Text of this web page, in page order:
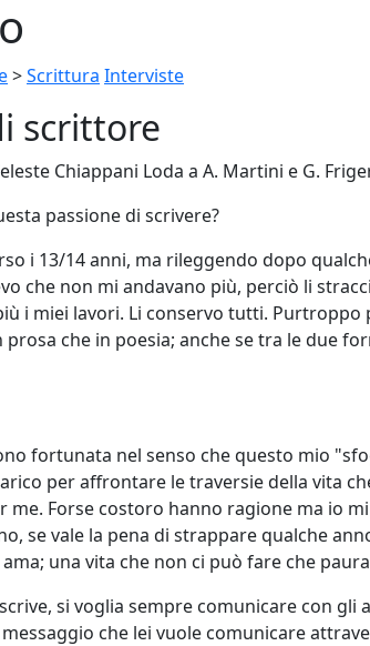
>Scrittura Interviste
scrittore
Chiappani Loda a A. Martini e G.
passione di scrivere?
i 13/14 anni, ma rileggendo dopo
che non mi andavano più, perciò li
i miei lavori. Li conservo tutti.
che in poesia; anche se tra le due
fortunata nel senso che questo mio
per affrontare le traversie della vita
me. Forse costoro hanno ragione ma io
se vale la pena di strappare qualche
una vita che non ci può fare che
si voglia sempre comunicare con gli
che lei vuole comunicare